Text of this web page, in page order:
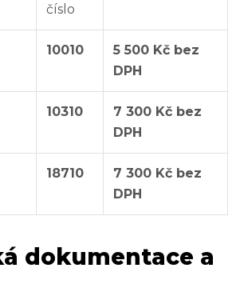
číslo
10010
5 500 Kč bez
DPH
10310
7 300 Kč bez
DPH
18710
7 300 Kč bez
DPH
dokumentace a